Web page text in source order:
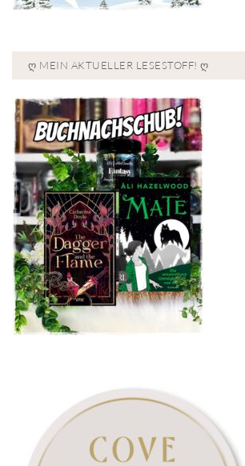
Ღ MEIN AKTUELLER LESESTOFF! Ღ